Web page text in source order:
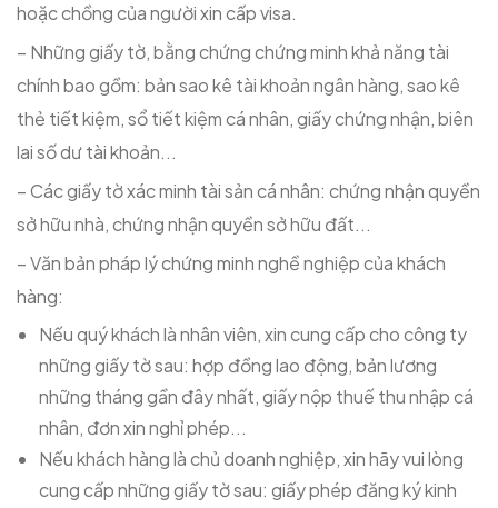
hoặc chồng của người xin cấp visa.
– Những giấy tờ, bằng chứng chứng minh khả năng tài
chính bao gồm: bản sao kê tài khoản ngân hàng, sao kê
thẻ tiết kiệm, sổ tiết kiệm cá nhân, giấy chứng nhận, biên
lai số dư tài khoản...
– Các giấy tờ xác minh tài sản cá nhân: chứng nhận quyền
sở hữu nhà, chứng nhận quyền sở hữu đất...
– Văn bản pháp lý chứng minh nghề nghiệp của khách
hàng:
Nếu quý khách là nhân viên, xin cung cấp cho công ty
những giấy tờ sau: hợp đồng lao động, bản lương
những tháng gần đây nhất, giấy nộp thuế thu nhập cá
nhân, đơn xin nghỉ phép...
Nếu khách hàng là chủ doanh nghiệp, xin hãy vui lòng
cung cấp những giấy tờ sau: giấy phép đăng ký kinh